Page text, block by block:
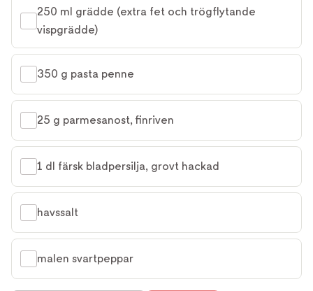
250 ml grädde (extra fet och trögflytande
vispgrädde)
350 g pasta penne
25 g parmesanost, finriven
1 dl färsk bladpersilja, grovt hackad
havssalt
malen svartpeppar